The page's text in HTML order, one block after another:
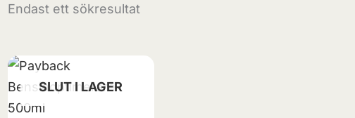
Endast ett sökresultat
SLUT I LAGER